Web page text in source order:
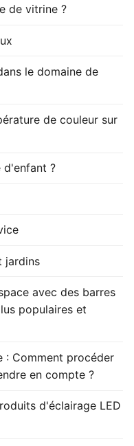
de vitrine ?
le domaine de
de couleur sur
d'enfant ?
jardins
avec des barres
populaires et
: Comment procéder
en compte ?
d'éclairage LED